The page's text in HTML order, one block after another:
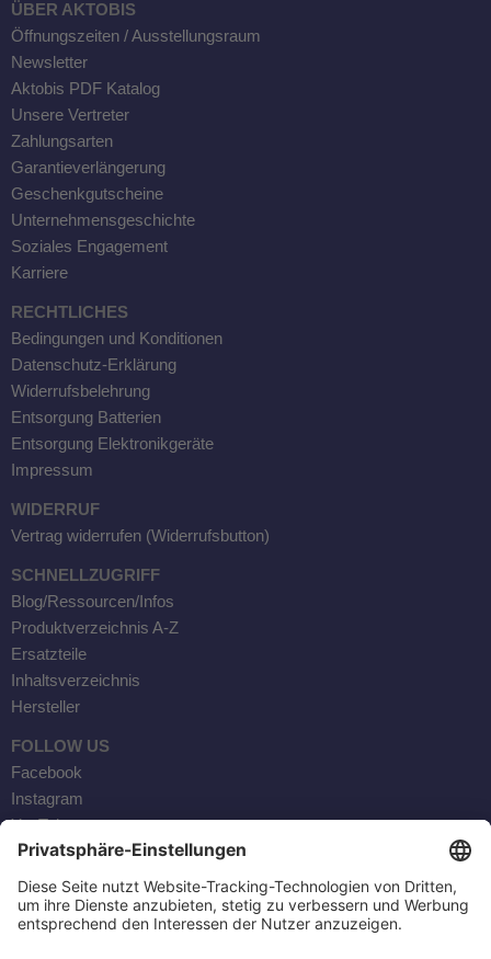
ÜBER AKTOBIS
Öffnungszeiten / Ausstellungsraum
Newsletter
Aktobis PDF Katalog
Unsere Vertreter
Zahlungsarten
Garantieverlängerung
Geschenkgutscheine
Unternehmensgeschichte
Soziales Engagement
Karriere
RECHTLICHES
Bedingungen und Konditionen
Datenschutz-Erklärung
Widerrufsbelehrung
Entsorgung Batterien
Entsorgung Elektronikgeräte
Impressum
WIDERRUF
Vertrag widerrufen (Widerrufsbutton)
SCHNELLZUGRIFF
Blog/Ressourcen/Infos
Produktverzeichnis A-Z
Ersatzteile
Inhaltsverzeichnis
Hersteller
FOLLOW US
Facebook
Instagram
YouTube
Kontaktaufnahme
AKTOBIS AG
BORSIGSTR. 20